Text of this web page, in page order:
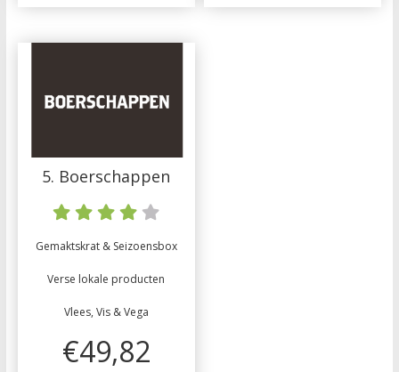
5. Boerschappen
Gemaktskrat & Seizoensbox
Verse lokale producten
Vlees, Vis & Vega
€49,82